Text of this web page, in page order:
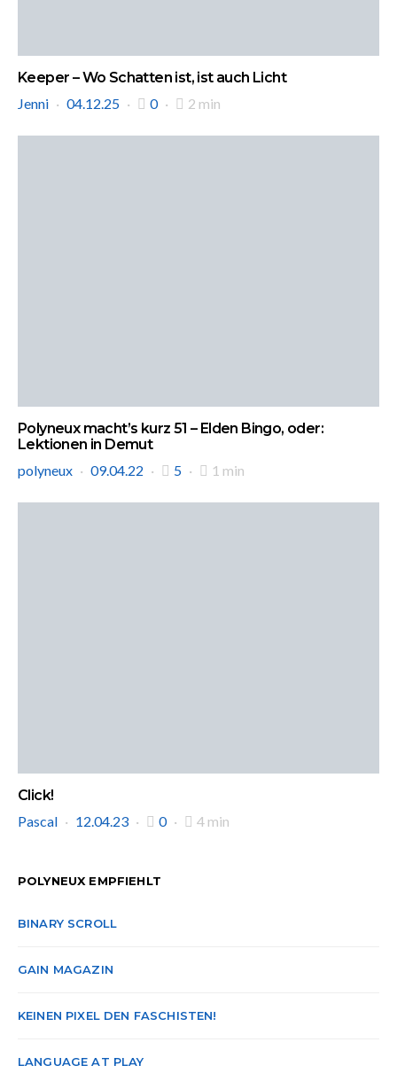
Keeper – Wo Schatten ist, ist auch Licht
Jenni
04.12.25 0 2 min
Polyneux macht’s kurz 51 – Elden Bingo, oder:
Lektionen in Demut
polyneux
09.04.22 5 1 min
Click!
Pascal
12.04.23 0 4 min
POLYNEUX EMPFIEHLT
BINARY SCROLL
GAIN MAGAZIN
KEINEN PIXEL DEN FASCHISTEN!
LANGUAGE AT PLAY